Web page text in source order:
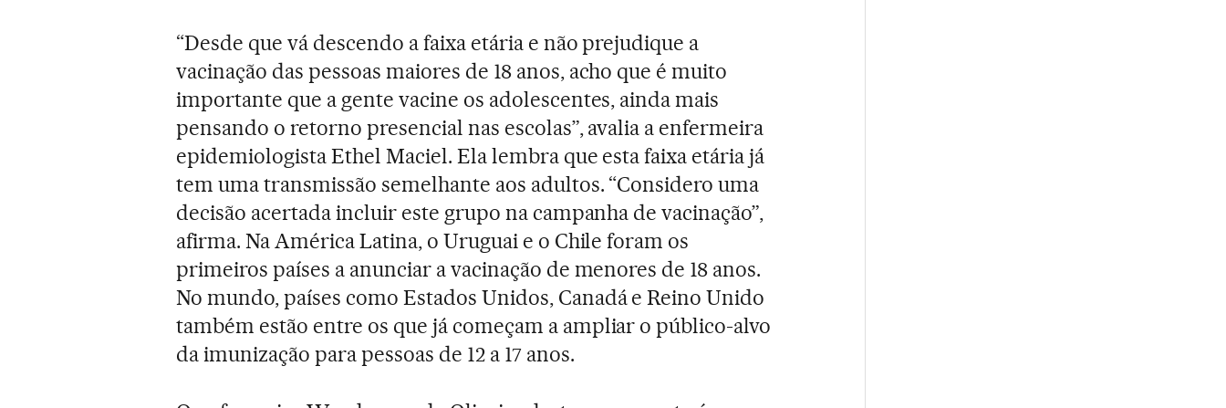
“Desde que vá descendo a faixa etária e não prejudique a
vacinação das pessoas maiores de 18 anos, acho que é muito
importante que a gente vacine os adolescentes, ainda mais
pensando o retorno presencial nas escolas”, avalia a enfermeira
epidemiologista Ethel Maciel. Ela lembra que esta faixa etária já
tem uma transmissão semelhante aos adultos. “Considero uma
decisão acertada incluir este grupo na campanha de vacinação”,
afirma. Na América Latina, o Uruguai e o Chile foram os
primeiros países a anunciar a vacinação de menores de 18 anos.
No mundo, países como Estados Unidos, Canadá e Reino Unido
também estão entre os que já começam a ampliar o público-alvo
da imunização para pessoas de 12 a 17 anos.